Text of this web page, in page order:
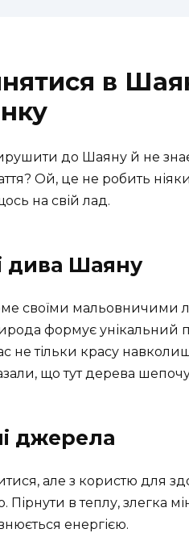
в
до Шаяну й не
Ой, це не робить
на свій лад.
дива Шаяну
своїми
формує унікальний
не тільки красу
що тут дерева
джерела
але з користю для
Пірнути в теплу, злегка
енергією.